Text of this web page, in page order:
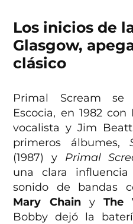
Los inicios de
Glasgow,
clásico
Primal Scream se
Escocia, en 1982
vocalista y Jim
primeros álbumes,
(1987) y Primal
una clara
sonido de bandas
Mary ChainyThe
Bobby dejó la